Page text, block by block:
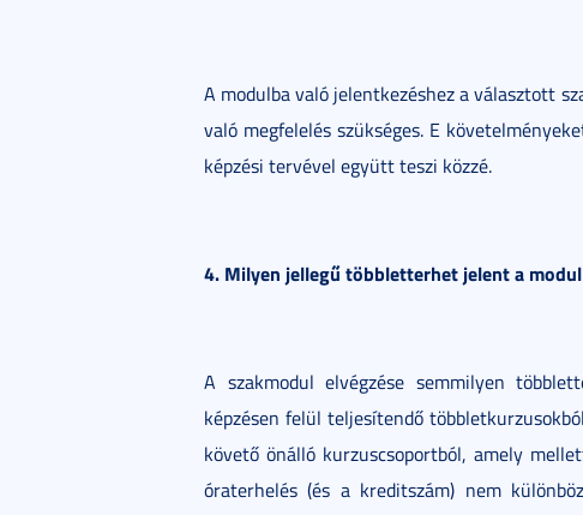
A modulba való jelentkezéshez a választott
való megfelelés szükséges. E
képzési tervével együtt teszi közzé.
4. Milyen jellegű többletterhet jelent a modul
A szakmodul elvégzése semmilyen
képzésen felül teljesítendő
követő önálló kurzuscsoportból, amely
óraterhelés (és a kreditszám) nem